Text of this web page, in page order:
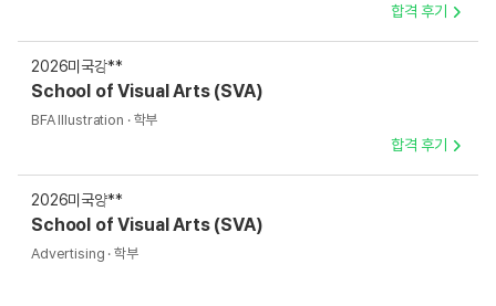
합격 후기
2026미국강**
School of Visual Arts (SVA)
BFA Illustration · 학부
합격 후기
2026미국양**
School of Visual Arts (SVA)
Advertising · 학부